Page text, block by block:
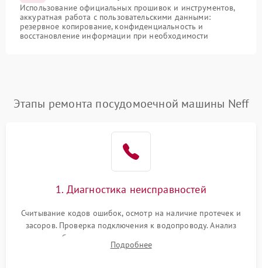
Использование официальных прошивок и инструментов,
аккуратная работа с пользовательскими данными:
резервное копирование, конфиденциальность и
восстановление информации при необходимости
Этапы ремонта посудомоечной машины Neff
1. Диагностика неисправностей
Считывание кодов ошибок, осмотр на наличие протечек и
засоров. Проверка подключения к водопроводу. Анализ
жалоб на отсутствие слива, нагрева, вращения
разбрызгивателей или срабатывание системы защиты
Подробнее